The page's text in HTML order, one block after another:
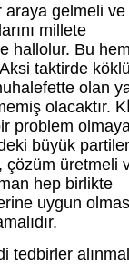
araya gelmeli
millete
hallolur. Bu
taktirde
olan
olacaktır.
problem
büyük partiler
çözüm üretmeli
hep birlikte
uygun
tedbirler